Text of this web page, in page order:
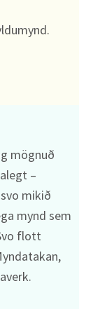
mögnuð
–
mikið
mynd sem
flott